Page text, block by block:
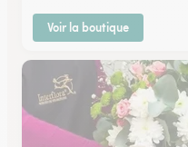
Voir la boutique